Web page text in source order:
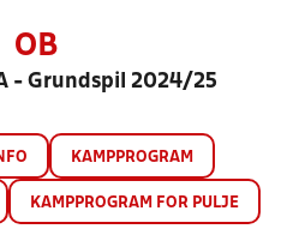
OB
- Grundspil 2024/25
KAMPPROGRAM
KAMPPROGRAM FOR PULJE